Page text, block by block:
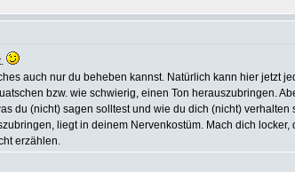
auch nur du beheben kannst. Natürlich kann hier jetzt
bzw. wie schwierig, einen Ton herauszubringen.
du (nicht) sagen solltest und wie du dich (nicht) verhalten
liegt in deinem Nervenkostüm. Mach dich locker,
erzählen.